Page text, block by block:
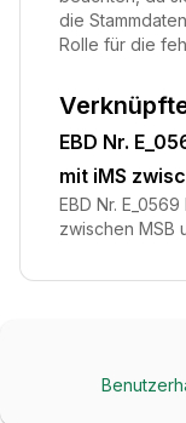
die
Rolle für die
EBD Nr.
mit iMS
EBD Nr.
zwischen MSB